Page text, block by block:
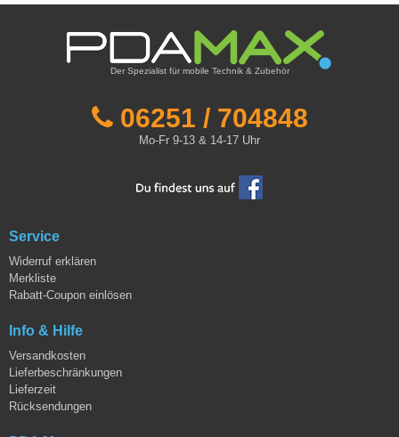
Der Spezialist für mobile Technik & Zubehör
06251 / 704848
Mo-Fr 9-13 & 14-17 Uhr
Service
Widerruf erklären
Merkliste
Rabatt-Coupon einlösen
Info & Hilfe
Versandkosten
Lieferbeschränkungen
Lieferzeit
Rücksendungen